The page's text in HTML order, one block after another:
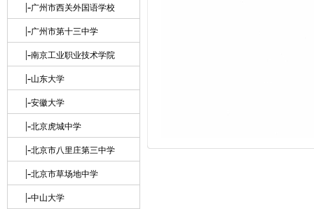
|-广州市西关外国语学校
|-广州市第十三中学
|-南京工业职业技术学院
|-山东大学
|-安徽大学
|-北京虎城中学
|-北京市八里庄第三中学
|-北京市草场地中学
|-中山大学